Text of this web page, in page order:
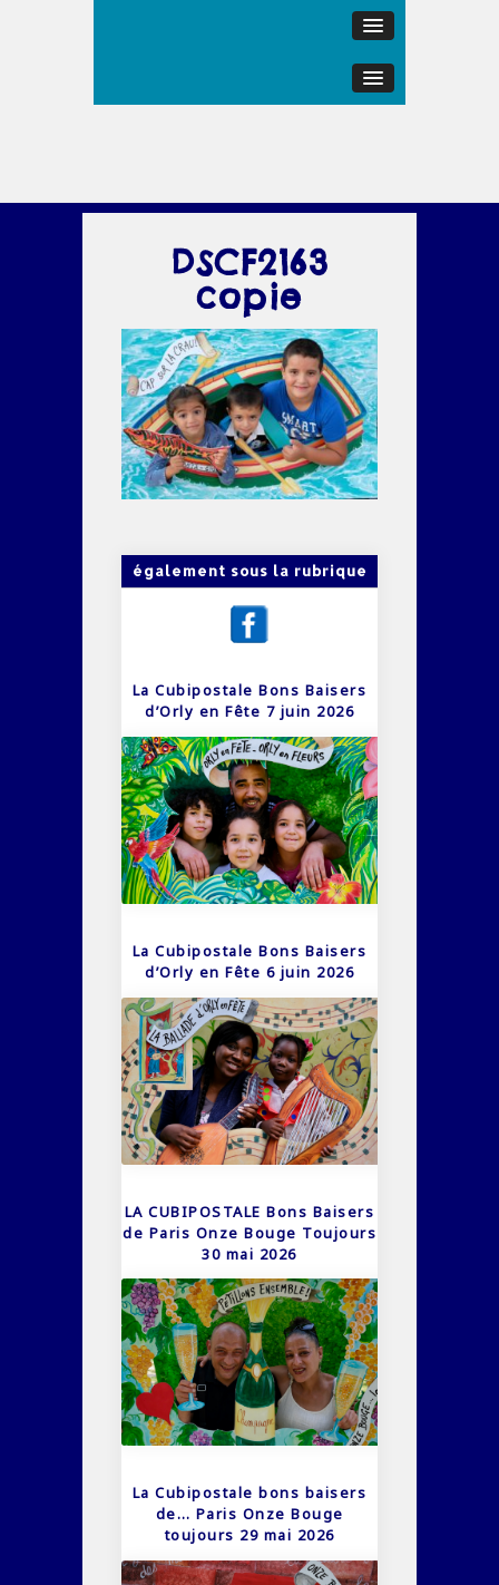
DSCF2163
copie
également sous la rubrique
La Cubipostale Bons Baisers
d’Orly en Fête 7 juin 2026
La Cubipostale Bons Baisers
d’Orly en Fête 6 juin 2026
LA CUBIPOSTALE Bons Baisers
de Paris Onze Bouge Toujours
30 mai 2026
La Cubipostale bons baisers
de… Paris Onze Bouge
toujours 29 mai 2026